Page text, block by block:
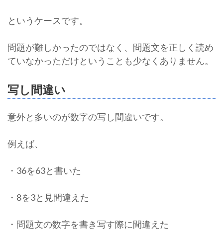
というケースです。
問題が難しかったのではなく、問題文を正しく読め
ていなかっただけということも少なくありません。
写し間違い
意外と多いのが数字の写し間違いです。
例えば、
・36を63と書いた
・8を3と見間違えた
・問題文の数字を書き写す際に間違えた